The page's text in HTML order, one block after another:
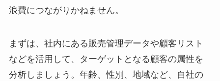
浪費につながりかねません。
まずは、社内にある販売管理データや顧客リスト
などを活用して、ターゲットとなる顧客の属性を
分析しましょう。年齢、性別、地域など、自社の